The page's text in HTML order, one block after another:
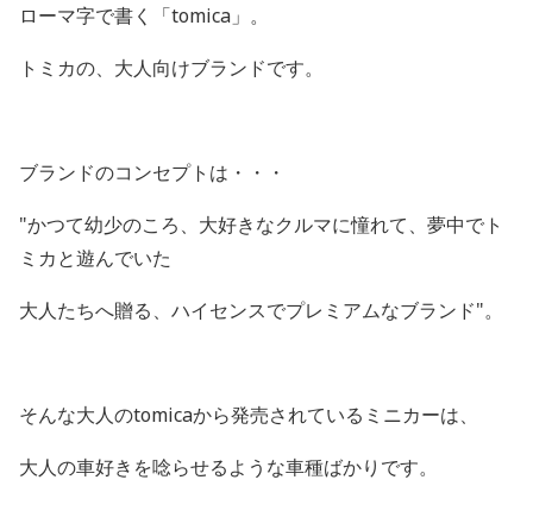
ローマ字で書く「tomica」。
トミカの、大人向けブランドです。
ブランドのコンセプトは・・・
"かつて幼少のころ、大好きなクルマに憧れて、夢中でト
ミカと遊んでいた
大人たちへ贈る、ハイセンスでプレミアムなブランド"。
そんな大人のtomicaから発売されているミニカーは、
大人の車好きを唸らせるような車種ばかりです。